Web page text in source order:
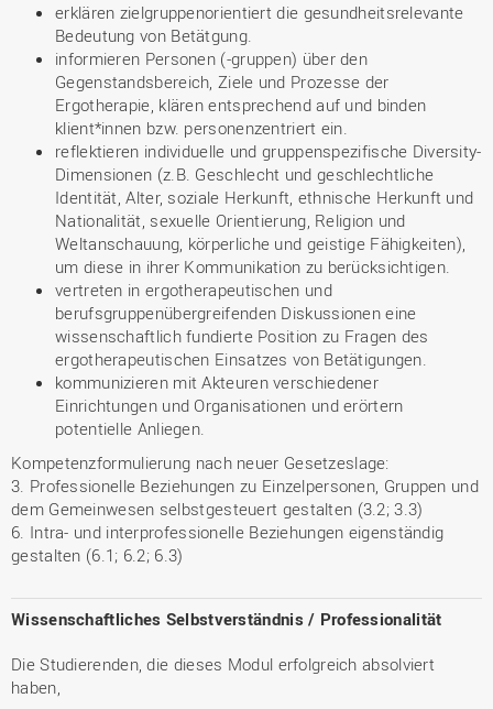
erklären zielgruppenorientiert die gesundheitsrelevante
Bedeutung von Betätgung.
informieren Personen (-gruppen) über den
Gegenstandsbereich, Ziele und Prozesse der
Ergotherapie, klären entsprechend auf und binden
klient*innen bzw. personenzentriert ein.
reflektieren individuelle und gruppenspezifische Diversity-
Dimensionen (z.B. Geschlecht und geschlechtliche
Identität, Alter, soziale Herkunft, ethnische Herkunft und
Nationalität, sexuelle Orientierung, Religion und
Weltanschauung, körperliche und geistige Fähigkeiten),
um diese in ihrer Kommunikation zu berücksichtigen.
vertreten in ergotherapeutischen und
berufsgruppenübergreifenden Diskussionen eine
wissenschaftlich fundierte Position zu Fragen des
ergotherapeutischen Einsatzes von Betätigungen.
kommunizieren mit Akteuren verschiedener
Einrichtungen und Organisationen und erörtern
potentielle Anliegen.
Kompetenzformulierung nach neuer Gesetzeslage:
3. Professionelle Beziehungen zu Einzelpersonen, Gruppen und
dem Gemeinwesen selbstgesteuert gestalten (3.2; 3.3)
6. Intra- und interprofessionelle Beziehungen eigenständig
gestalten (6.1; 6.2; 6.3)
Wissenschaftliches Selbstverständnis / Professionalität
Die Studierenden, die dieses Modul erfolgreich absolviert
haben,